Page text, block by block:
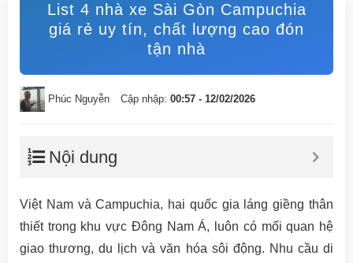
List 4 nhà xe Sài Gòn Campuchia
giá rẻ uy tín, chất lượng cao đón
tận nhà
Phúc Nguyễn Cập nhập: 00:57 - 12/02/2026
Nội dung
Việt Nam và Campuchia, hai quốc gia láng giềng thân
thiết trong khu vực Đông Nam Á, luôn có mối quan hệ
giao thương, du lịch và văn hóa sôi động. Nhu cầu di